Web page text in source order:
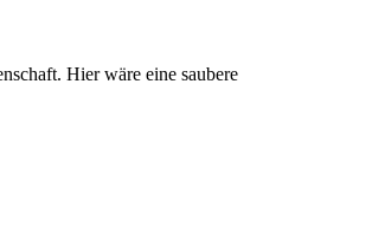
Hier wäre eine saubere